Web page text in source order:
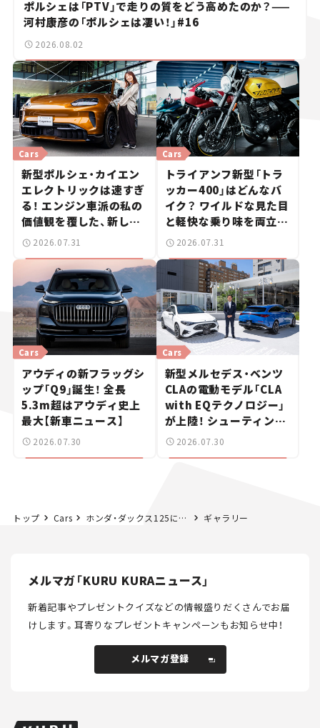
ポルシェは「PTV」で走りの質をどう高めたのか？——
河村康彦の「ポルシェは凄い！」#16
2026.08.02
新型ポルシェ・カイエン
エレクトリックは速すぎ
る！ エンジン車派の私の
価値観を覆した、新しい
ポルシェの走り。
Cars
2026.07.31
トライアンフ新型「トラ
ッカー400」はどんなバ
イク？ ワイルドな見た目
と軽快な乗り味を両立し
た400ccフラットトラッ
Cars
2026.07.31
アウディの新フラッグシ
ップ「Q9」誕生！ 全長
5.3m超はアウディ史上
最大【新車ニュース】
Cars
2026.07.30
新型メルセデス・ベンツ
CLAの電動モデル「CLA
with EQテクノロジー」
が上陸！ シューティング
ブレークも発売【新車ニ
Cars
2026.07.30
トップ Cars ホンダ・ダックス125に新色が登場！ シックな「パールシャイニングブラック」は8月22日発売。 ギャラリー
メルマガ「KURU KURAニュース」
新着記事やプレゼントクイズなどの情報盛りだくさんでお届
けします。耳寄りなプレゼントキャンペーンもお知らせ中！
メルマガ登録